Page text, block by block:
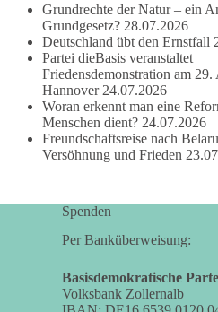
#dieBasis #Landtagswahl
#DeineStimmezählt
58 6 14 Auf
DieBasis
2 Tage(n) zuvor
🔎 Über 100-mal keine Antwort.
Anthony Fauci, Immunologe und
Anhörung des US-Senats auf mehr
Fragen die Aussage verweigert. Die
Grundrechte der Natur – ein
Grundgesetz? 28.07.2026
Deutschland übt den Ernstfall
Partei dieBasis veranstaltet
Friedensdemonstration am 29.
Hannover 24.07.2026
Woran erkennt man eine
Menschen dient? 24.07.2026
Freundschaftsreise nach
Versöhnung und Frieden
Spenden
Per Banküberweisung:
Basisdemokratische
Volksbank Zollernalb